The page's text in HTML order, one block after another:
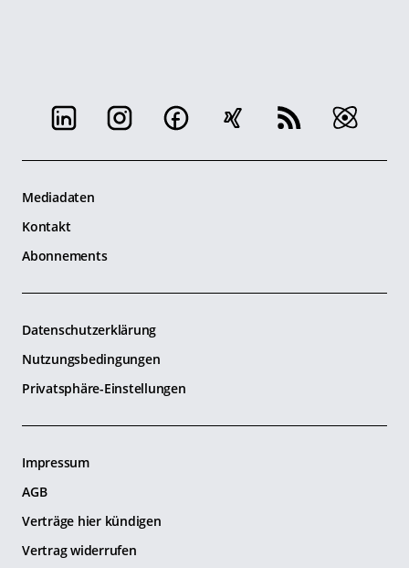
Mediadaten
Kontakt
Abonnements
Datenschutzerklärung
Nutzungsbedingungen
Privatsphäre-Einstellungen
Impressum
AGB
Verträge hier kündigen
Vertrag widerrufen